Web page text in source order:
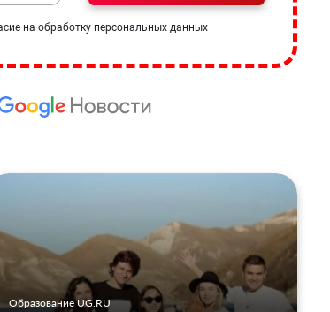
на обработку персональных данных
Образование UG.RU